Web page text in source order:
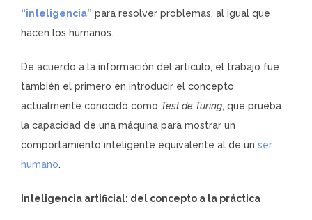
“inteligencia” para resolver problemas, al igual que
hacen los humanos.
De acuerdo a la información del artículo, el trabajo fue
también el primero en introducir el concepto
actualmente conocido como Test de Turing, que prueba
la capacidad de una máquina para mostrar un
comportamiento inteligente equivalente al de un ser
humano.
Inteligencia artificial: del concepto a la práctica